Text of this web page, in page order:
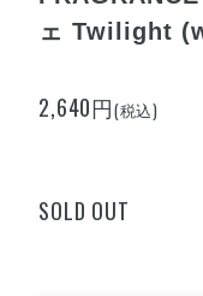
ェ Twilight
2,640円(税込)
SOLD OUT